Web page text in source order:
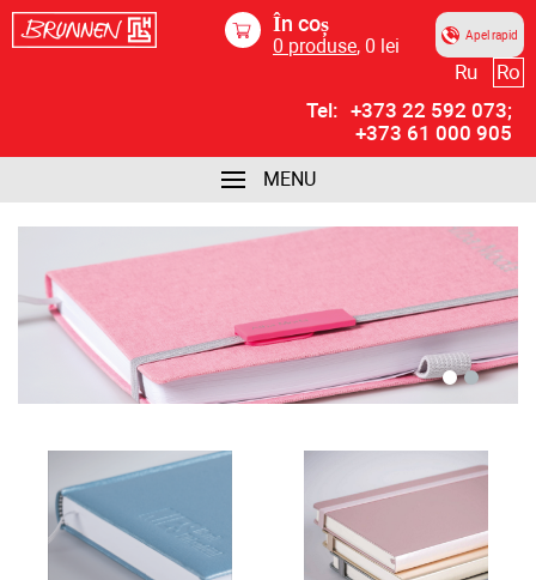
În coș
0 produse, 0 lei Apel rapid
Ru
Ro
Tel: +373 22 592 073;
+373 61 000 905
MENU